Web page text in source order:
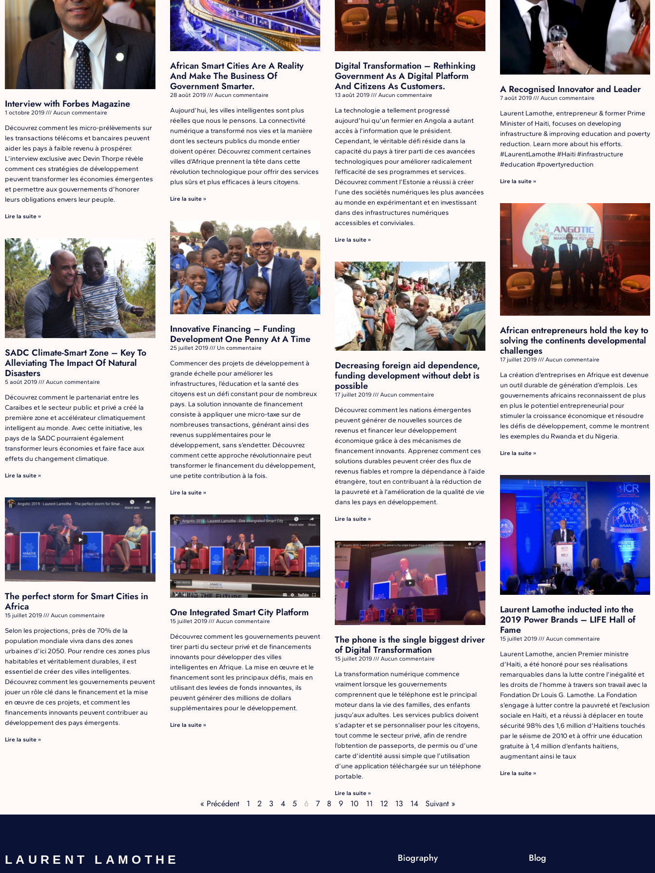
Interview with Forbes Magazine
1 octobre 2019 Aucun commentaire
Découvrez comment les micro-prélèvements sur
les transactions télécoms et bancaires peuvent
aider les pays à faible revenu à prospérer.
L’interview exclusive avec Devin Thorpe révèle
comment ces stratégies de développement
peuvent transformer les économies émergentes
et permettre aux gouvernements d’honorer
leurs obligations envers leur peuple.
Lire la suite »
African Smart Cities Are A Reality
And Make The Business Of
Government Smarter.
28 août 2019 Aucun commentaire
Aujourd’hui, les villes intelligentes sont plus
réelles que nous le pensons. La connectivité
numérique a transformé nos vies et la manière
dont les secteurs publics du monde entier
doivent opérer. Découvrez comment certaines
villes d’Afrique prennent la tête dans cette
révolution technologique pour offrir des services
plus sûrs et plus efficaces à leurs citoyens.
Lire la suite »
Digital Transformation – Rethinking
Government As A Digital Platform
And Citizens As Customers.
13 août 2019 Aucun commentaire
La technologie a tellement progressé
aujourd’hui qu’un fermier en Angola a autant
accès à l’information que le président.
Cependant, le véritable défi réside dans la
capacité du pays à tirer parti de ces avancées
technologiques pour améliorer radicalement
l’efficacité de ses programmes et services.
Découvrez comment l’Estonie a réussi à créer
l’une des sociétés numériques les plus avancées
au monde en expérimentant et en investissant
dans des infrastructures numériques
accessibles et conviviales.
Lire la suite »
A Recognised Innovator and Leader
7 août 2019 Aucun commentaire
Laurent Lamothe, entrepreneur & former Prime
Minister of Haiti, focuses on developing
infrastructure & improving education and poverty
reduction. Learn more about his efforts.
#LaurentLamothe #Haiti #infrastructure
#education #povertyreduction
Lire la suite »
SADC Climate-Smart Zone – Key To
Alleviating The Impact Of Natural
Disasters
5 août 2019 Aucun commentaire
Découvrez comment le partenariat entre les
Caraïbes et le secteur public et privé a créé la
première zone et accélérateur climatiquement
intelligent au monde. Avec cette initiative, les
pays de la SADC pourraient également
transformer leurs économies et faire face aux
effets du changement climatique.
Lire la suite »
Innovative Financing – Funding
Development One Penny At A Time
25 juillet 2019 Un commentaire
Commencer des projets de développement à
grande échelle pour améliorer les
infrastructures, l’éducation et la santé des
citoyens est un défi constant pour de nombreux
pays. La solution innovante de financement
consiste à appliquer une micro-taxe sur de
nombreuses transactions, générant ainsi des
revenus supplémentaires pour le
développement, sans s’endetter. Découvrez
comment cette approche révolutionnaire peut
transformer le financement du développement,
une petite contribution à la fois.
Lire la suite »
Decreasing foreign aid dependence,
funding development without debt is
possible
17 juillet 2019 Aucun commentaire
Découvrez comment les nations émergentes
peuvent générer de nouvelles sources de
revenus et financer leur développement
économique grâce à des mécanismes de
financement innovants. Apprenez comment ces
solutions durables peuvent créer des flux de
revenus fiables et rompre la dépendance à l’aide
étrangère, tout en contribuant à la réduction de
la pauvreté et à l’amélioration de la qualité de vie
dans les pays en développement.
Lire la suite »
African entrepreneurs hold the key to
solving the continents developmental
challenges
17 juillet 2019 Aucun commentaire
La création d’entreprises en Afrique est devenue
un outil durable de génération d’emplois. Les
gouvernements africains reconnaissent de plus
en plus le potentiel entrepreneurial pour
stimuler la croissance économique et résoudre
les défis de développement, comme le montrent
les exemples du Rwanda et du Nigeria.
Lire la suite »
The perfect storm for Smart Cities in
Africa
15 juillet 2019 Aucun commentaire
Selon les projections, près de 70% de la
population mondiale vivra dans des zones
urbaines d’ici 2050. Pour rendre ces zones plus
habitables et véritablement durables, il est
essentiel de créer des villes intelligentes.
Découvrez comment les gouvernements peuvent
jouer un rôle clé dans le financement et la mise
en œuvre de ces projets, et comment les
financements innovants peuvent contribuer au
développement des pays émergents.
Lire la suite »
One Integrated Smart City Platform
15 juillet 2019 Aucun commentaire
Découvrez comment les gouvernements peuvent
tirer parti du secteur privé et de financements
innovants pour développer des villes
intelligentes en Afrique. La mise en œuvre et le
financement sont les principaux défis, mais en
utilisant des levées de fonds innovantes, ils
peuvent générer des millions de dollars
supplémentaires pour le développement.
Lire la suite »
The phone is the single biggest driver
of Digital Transformation
15 juillet 2019 Aucun commentaire
La transformation numérique commence
vraiment lorsque les gouvernements
comprennent que le téléphone est le principal
moteur dans la vie des familles, des enfants
jusqu’aux adultes. Les services publics doivent
s’adapter et se personnaliser pour les citoyens,
tout comme le secteur privé, afin de rendre
l’obtention de passeports, de permis ou d’une
carte d’identité aussi simple que l’utilisation
d’une application téléchargée sur un téléphone
portable.
Lire la suite »
Laurent Lamothe inducted into the
2019 Power Brands – LIFE Hall of
Fame
15 juillet 2019 Aucun commentaire
Laurent Lamothe, ancien Premier ministre
d’Haïti, a été honoré pour ses réalisations
remarquables dans la lutte contre l’inégalité et
les droits de l’homme à travers son travail avec la
Fondation Dr Louis G. Lamothe. La Fondation
s’engage à lutter contre la pauvreté et l’exclusion
sociale en Haïti, et a réussi à déplacer en toute
sécurité 98% des 1,6 million d’Haïtiens touchés
par le séisme de 2010 et à offrir une éducation
gratuite à 1,4 million d’enfants haïtiens,
augmentant ainsi le taux
Lire la suite »
« Précédent 1 2 3 4 5 6 7 8 9 10 11 12 13 14 Suivant »
LAURENT LAMOTHE Biography Blog